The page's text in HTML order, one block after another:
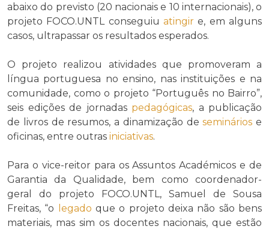
abaixo do previsto (20 nacionais e 10 internacionais), o
projeto FOCO.UNTL conseguiu atingir e, em alguns
casos, ultrapassar os resultados esperados.
O projeto realizou atividades que promoveram a
língua portuguesa no ensino, nas instituições e na
comunidade, como o projeto “Português no Bairro”,
seis edições de jornadas pedagógicas, a publicação
de livros de resumos, a dinamização deseminários e
oficinas, entre outras iniciativas.
Para o vice-reitor para os Assuntos Académicos e de
Garantia da Qualidade, bem como coordenador-
geral do projeto FOCO.UNTL, Samuel de Sousa
Freitas, “o
legado que o projeto deixa não são bens
materiais, mas sim os docentes nacionais, que estão